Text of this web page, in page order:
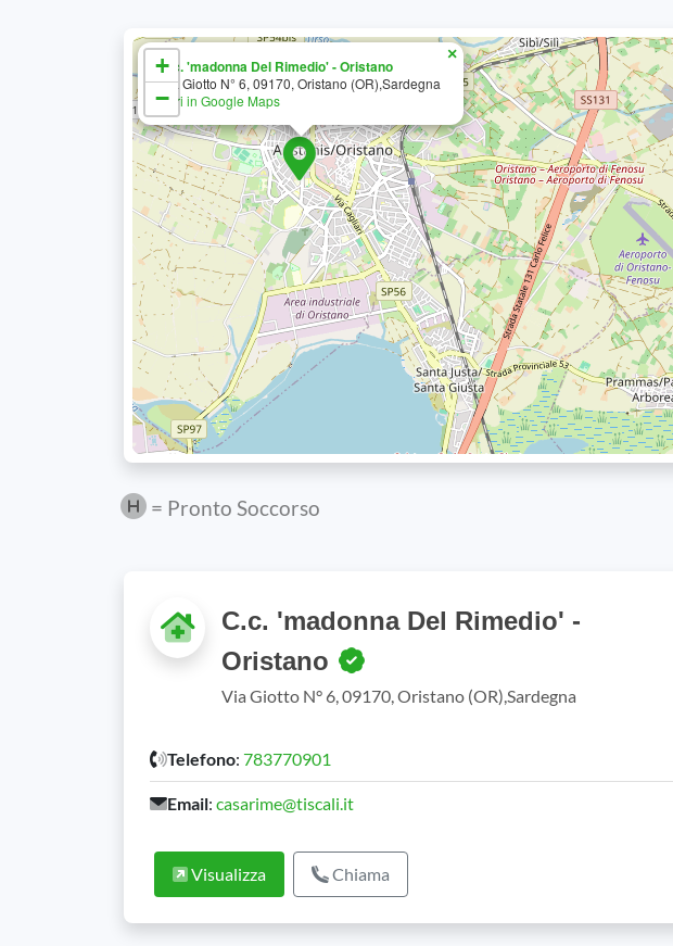
C.c. 'madonna Del Rimedio' - Oristano
Via Giotto N° 6, 09170, Oristano (OR),Sardegna
Apri in Google Maps
×
+
−
= Pronto Soccorso
C.c. 'madonna Del Rimedio' -
Oristano
Via Giotto N° 6, 09170, Oristano (OR),Sardegna
Telefono: 783770901
Email: casarime@tiscali.it
Visualizza Chiama